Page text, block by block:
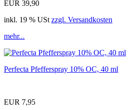
EUR 39,90
inkl. 19 % USt zzgl. Versandkosten
mehr...
Perfecta Pfefferspray 10% OC, 40 ml
EUR 7,95